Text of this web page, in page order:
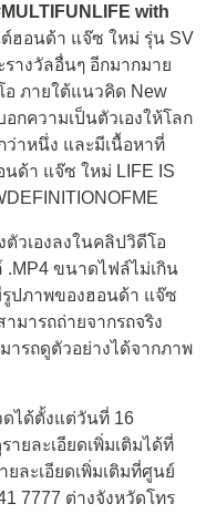
with
ฮอนด้า แจ๊ซ ใหม่ รุ่น SV
างวัลอื่นๆ อีกมากมาย
ภายใต้แนวคิด New
กความเป็นตัวเองให้โลก
ว่าหนึ่ง และมีเนื้อหาที่
ด้า แจ๊ซ ใหม่ LIFE IS
วเองลงในคลิปวิดีโอ
.MP4 ขนาดไฟล์ไม่เกิน
ปภาพของฮอนด้า แจ๊ซ
มารถถ่ายจากรถจริง
รถดูตัวอย่างได้จากภาพ
ดได้ตั้งแต่วันที่ 16
ยละเอียดเพิ่มเติมได้ที่
ยละเอียดเพิ่มเติมที่ศูนย์
7777 ต่างจังหวัดโทร